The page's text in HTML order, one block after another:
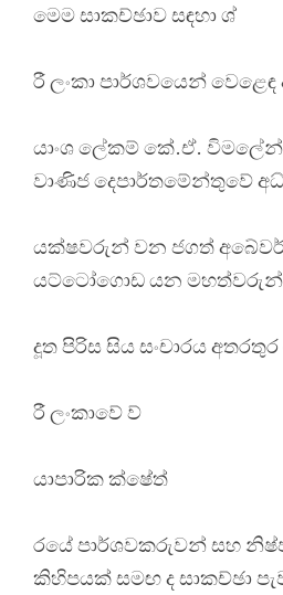
මෙම සාකච්ඡාව සඳහා ශ්
රී ලංකා පාර්ශවයෙන් වෙළෙඳ
යාංශ ලේකම් කේ.ඒ.
වාණිජ දෙපාර්තමේන්තුවේ අධ්
යක්ෂවරුන් වන ජගත්
යට්ටෝගොඩ යන මහත්වරුන්
දූත පිරිස සිය සංචාරය
රී ලංකාවේ ව්
යාපාරික ක්ෂේත්
රයේ පාර්ශවකරුවන් සහ
කිහිපයක් සමඟ ද සාකච්ඡා